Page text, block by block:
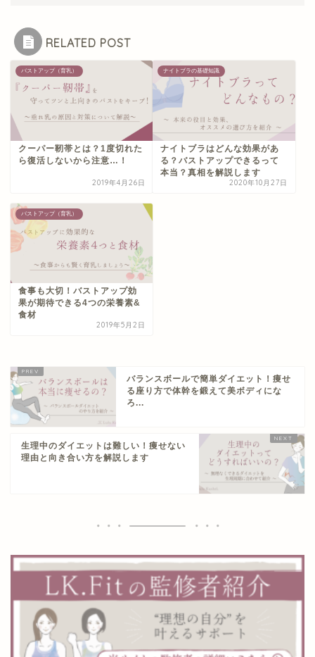
RELATED POST
バストアップ（育乳）
クーパー靭帯とは？1度切れた
ら復活しないから注意…！
2019年4月26日
ナイトブラの基礎知識
ナイトブラはどんな効果があ
る？バストアップできるって
本当？真相を解説します
2020年10月27日
バストアップ（育乳）
食事も大切！バストアップ効
果が期待できる4つの栄養素&
食材
2019年5月2日
バランスボールで簡単ダイエット！痩せ
る座り方で体幹を鍛えて美ボディにな
ろ...
生理中のダイエットは難しい！痩せない
理由と向き合い方を解説します